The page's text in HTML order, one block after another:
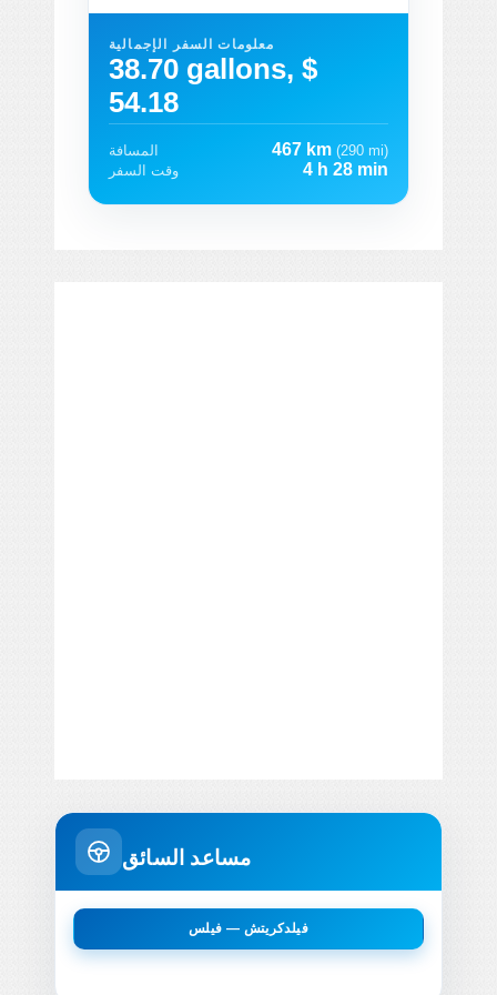
معلومات السفر الإجمالية
38.70 gallons, $
54.18
المسافة 467 km (290 mi)
وقت السفر
4 h 28 min
مساعد السائق
فيلدكريتش — فيلس